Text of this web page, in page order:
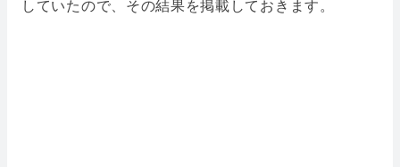
していたので、その結果を掲載しておきます。